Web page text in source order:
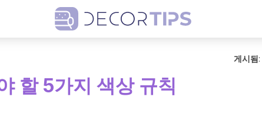
할 5가지 색상 규칙
게시됨: